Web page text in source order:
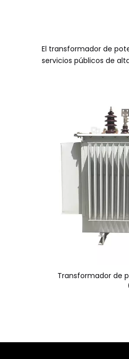
El transformador de
servicios públicos de
Transformador de